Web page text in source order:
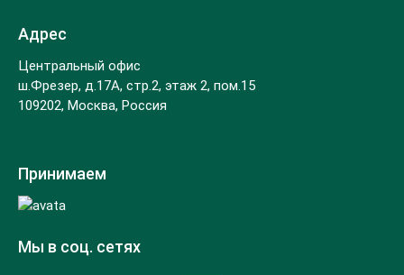
Адрес
Центральный офис
ш.Фрезер, д.17А, стр.2, этаж 2, пом.15
109202, Москва, Россия
Принимаем
Мы в соц. сетях